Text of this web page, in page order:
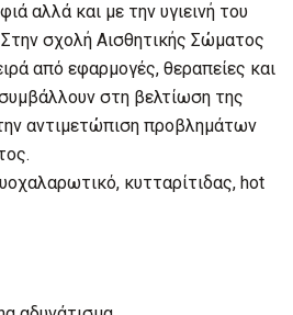
αλλά και με την υγιεινή του
σχολή Αισθητικής Σώματος
από εφαρμογές, θεραπείες και
στη βελτίωση της
αντιμετώπιση προβλημάτων
κυτταρίτιδας, hot